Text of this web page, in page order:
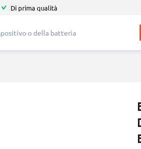
Di prima qualità